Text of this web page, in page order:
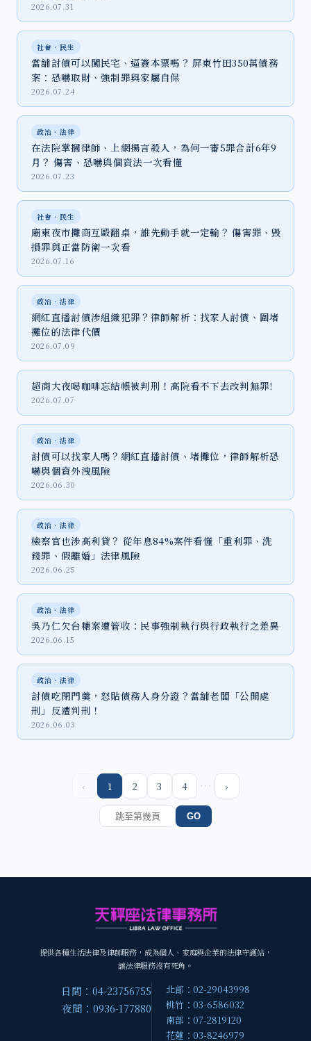
2026.07.31
社會‧民生
當舖討債可以闖民宅、逼簽本票嗎？ 屏東竹田350萬債務
案：恐嚇取財、強制罪與家屬自保
2026.07.24
政治‧法律
在法院掌摑律師、上網揚言殺人，為何一審5罪合計6年9
月？ 傷害、恐嚇與個資法一次看懂
2026.07.23
社會‧民生
廟東夜市攤商互毆翻桌，誰先動手就一定輸？ 傷害罪、毀
損罪與正當防衛一次看
2026.07.16
政治‧法律
網紅直播討債涉組織犯罪？律師解析：找家人討債、圍堵
攤位的法律代價
2026.07.09
超商大夜喝咖啡忘結帳被判刑！高院看不下去改判無罪!
2026.07.07
政治‧法律
討債可以找家人嗎？網紅直播討債、堵攤位，律師解析恐
嚇與個資外洩風險
2026.06.30
政治‧法律
檢察官也涉高利貸？ 從年息84%案件看懂「重利罪、洗
錢罪、假離婚」法律風險
2026.06.25
政治‧法律
吳乃仁欠台糖案遭管收：民事強制執行與行政執行之差異
2026.06.15
政治‧法律
討債吃閉門羹，怒貼債務人身分證？當舖老闆「公開處
刑」反遭判刑！
2026.06.03
‹ 1 2 3 4 … ›
GO
提供各種生活法律及律師服務，成為個人、家庭與企業的法律守護站，
讓法律服務沒有死角。
日間：04-23756755
夜間：0936-177880
北部：02-29043998
桃竹：03-6586032
南部：07-2819120
花蓮：03-8246979